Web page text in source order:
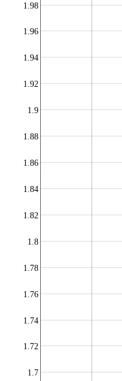
1.7
1.72
1.74
1.76
1.78
1.8
1.82
1.84
1.86
1.88
1.9
1.92
1.94
1.96
1.98